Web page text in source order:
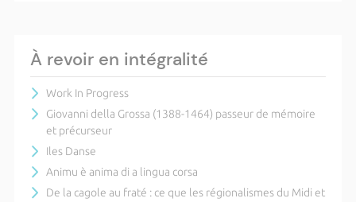
À revoir en intégralité
Work In Progress
Giovanni della Grossa (1388-1464) passeur de mémoire
et précurseur
Iles Danse
Animu è anima di a lingua corsa
De la cagole au fraté : ce que les régionalismes du Midi et